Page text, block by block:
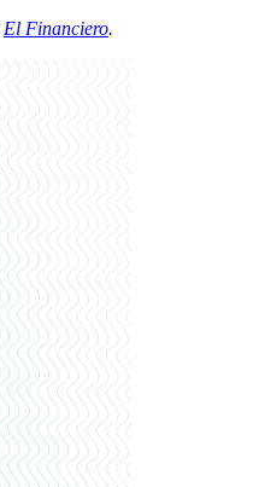
El Financiero.